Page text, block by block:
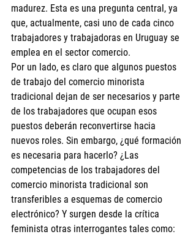
madurez. Esta es una pregunta central, ya
que, actualmente, casi uno de cada cinco
trabajadores y trabajadoras en Uruguay se
emplea en el sector comercio.
Por un lado, es claro que algunos puestos
de trabajo del comercio minorista
tradicional dejan de ser necesarios y parte
de los trabajadores que ocupan esos
puestos deberán reconvertirse hacia
nuevos roles. Sin embargo, ¿qué formación
es necesaria para hacerlo? ¿Las
competencias de los trabajadores del
comercio minorista tradicional son
transferibles a esquemas de comercio
electrónico? Y surgen desde la crítica
feminista otras interrogantes tales como: